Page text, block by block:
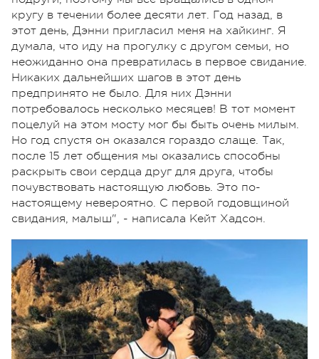
кругу в течении более десяти лет. Год назад, в
этот день, Дэнни пригласил меня на хайкинг. Я
думала, что иду на прогулку с другом семьи, но
неожиданно она превратилась в первое свидание.
Никаких дальнейших шагов в этот день
предпринято не было. Для них Дэнни
потребовалось несколько месяцев! В тот момент
поцелуй на этом мосту мог бы быть очень милым.
Но год спустя он оказался гораздо слаще. Так,
после 15 лет общения мы оказались способны
раскрыть свои сердца друг для друга, чтобы
почувствовать настоящую любовь. Это по-
настоящему невероятно. С первой годовщиной
свидания, малыш", - написала Кейт Хадсон.